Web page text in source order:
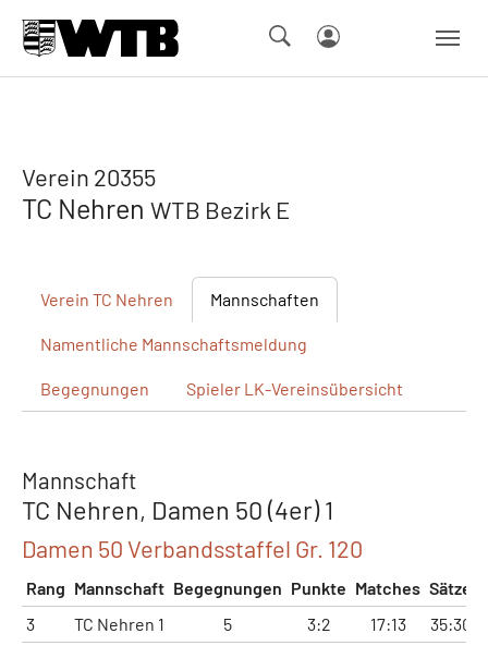
Verein 20355
TC Nehren WTB Bezirk E
Verein TC Nehren Mannschaften
Namentliche Mannschaftsmeldung
Begegnungen Spieler LK-Vereinsübersicht
Mannschaft
TC Nehren, Damen 50 (4er) 1
Damen 50 Verbandsstaffel Gr. 120
Rang Mannschaft Begegnungen Punkte Matches Sätze
3
TC Nehren 1 5 3:2 17:13 35:30